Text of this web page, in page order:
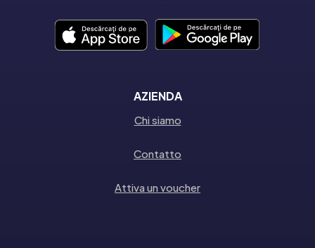
AZIENDA
Chi siamo
Contatto
Attiva un voucher